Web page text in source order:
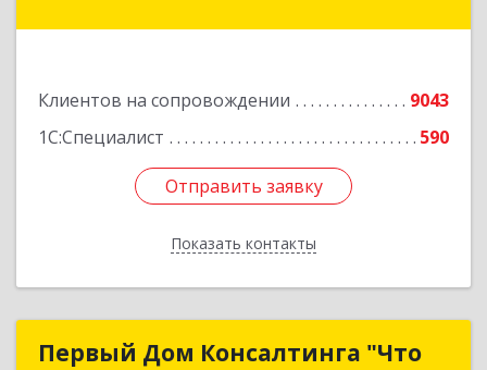
Клиентов на сопровождении
9043
1С:Специалист
590
Отправить заявку
Показать контакты
Отправить заявку
Назад
Первый Дом Консалтинга "Что
Первый Дом Консалтинга "Что